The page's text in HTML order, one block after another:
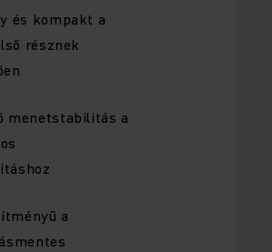
és kompakt a
résznek
menetstabilitás a
a